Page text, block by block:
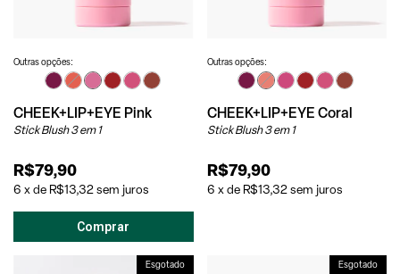
Outras opções:
CHEEK+LIP+EYE Pink
Stick Blush 3 em 1
R$79,90
6 xde R$13,32sem juros
Outras opções:
CHEEK+LIP+EYE Coral
Stick Blush 3 em 1
R$79,90
6 xde R$13,32sem juros
Esgotado Esgotado